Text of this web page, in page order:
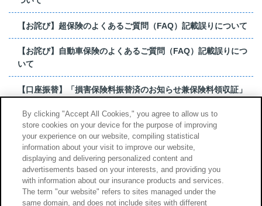
【お詫び】超保険のよくあるご質問（FAQ）記載誤りについて
【お詫び】自動車保険のよくあるご質問（FAQ）記載誤りにつ
いて
【口座振替】「損害保険料振替済のお知らせ兼保険料領収証」
【お詫び】超保険のよくあるご質問（FAQ）記載誤りについて
もっと見る
By clicking "Accept All Cookies," you agree to allow us to
store cookies on your device for the purpose of improving
your experience on our website, compiling statistical
information about your visit to improve our website,
displaying and delivering personalized content and
advertisements based on your interests, and providing you
with information about our insurance products and services.
The term "our website" refers to sites managed under the
same domain, and does not include sites with different